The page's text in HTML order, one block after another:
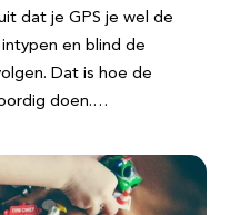
dat je GPS je wel de
en blind de
Dat is hoe de
doen.…